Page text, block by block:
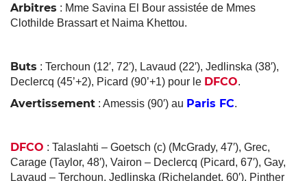
Arbitres : Mme Savina El Bour assistée de Mmes
Clothilde Brassart et Naima Khettou.
Buts : Terchoun (12′, 72′), Lavaud (22′), Jedlinska (38′),
Declercq (45’+2), Picard (90’+1) pour le DFCO.
Avertissement : Amessis (90′) au Paris FC.
DFCO : Talaslahti – Goetsch (c) (McGrady, 47′), Grec,
Carage (Taylor, 48′), Vairon – Declercq (Picard, 67′), Gay,
Lavaud – Terchoun, Jedlinska (Richelandet, 60′), Pinther